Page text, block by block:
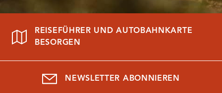
REISEFÜHRER UND AUTOBAHNKARTE
BESORGEN
NEWSLETTER ABONNIEREN